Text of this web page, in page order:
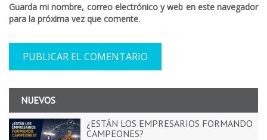
Guarda mi nombre, correo electrónico y web en este navegador
para la próxima vez que comente.
NUEVOS
¿ESTÁN LOS EMPRESARIOS FORMANDO
CAMPEONES?